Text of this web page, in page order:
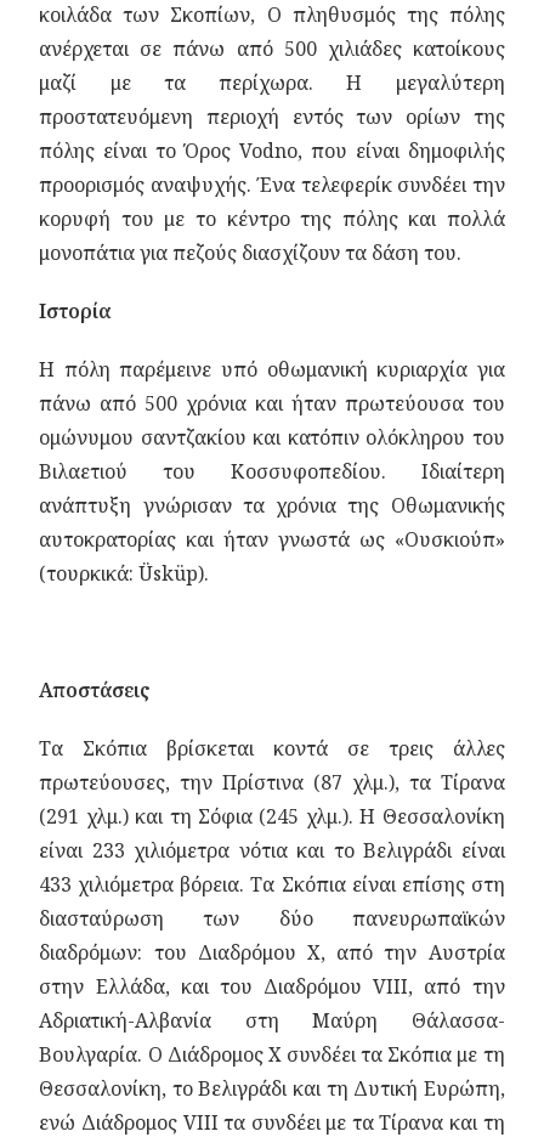
κοιλάδα των Σκοπίων, Ο πληθυσμός της πόλης
ανέρχεται σε πάνω από 500 χιλιάδες κατοίκους
μαζί με τα περίχωρα. Η μεγαλύτερη
προστατευόμενη περιοχή εντός των ορίων της
πόλης είναι το Όρος Vodno, που είναι δημοφιλής
προορισμός αναψυχής. Ένα τελεφερίκ συνδέει την
κορυφή του με το κέντρο της πόλης και πολλά
μονοπάτια για πεζούς διασχίζουν τα δάση του.
Ιστορία
Η πόλη παρέμεινε υπό οθωμανική κυριαρχία για
πάνω από 500 χρόνια και ήταν πρωτεύουσα του
ομώνυμου σαντζακίου και κατόπιν ολόκληρου του
Βιλαετιού του Κοσσυφοπεδίου. Ιδιαίτερη
ανάπτυξη γνώρισαν τα χρόνια της Οθωμανικής
αυτοκρατορίας και ήταν γνωστά ως «Ουσκιούπ»
(τουρκικά: Üsküp).
Αποστάσεις
Τα Σκόπια βρίσκεται κοντά σε τρεις άλλες
πρωτεύουσες, την Πρίστινα (87 χλμ.), τα Τίρανα
(291 χλμ.) και τη Σόφια (245 χλμ.). Η Θεσσαλονίκη
είναι 233 χιλιόμετρα νότια και το Βελιγράδι είναι
433 χιλιόμετρα βόρεια. Τα Σκόπια είναι επίσης στη
διασταύρωση των δύο πανευρωπαϊκών
διαδρόμων: του Διαδρόμου Χ, από την Αυστρία
στην Ελλάδα, και του Διαδρόμου VIII, από την
Αδριατική-Αλβανία στη Μαύρη Θάλασσα-
Βουλγαρία. Ο Διάδρομος Χ συνδέει τα Σκόπια με τη
Θεσσαλονίκη, το Βελιγράδι και τη Δυτική Ευρώπη,
ενώ Διάδρομος VIII τα συνδέει με τα Τίρανα και τη